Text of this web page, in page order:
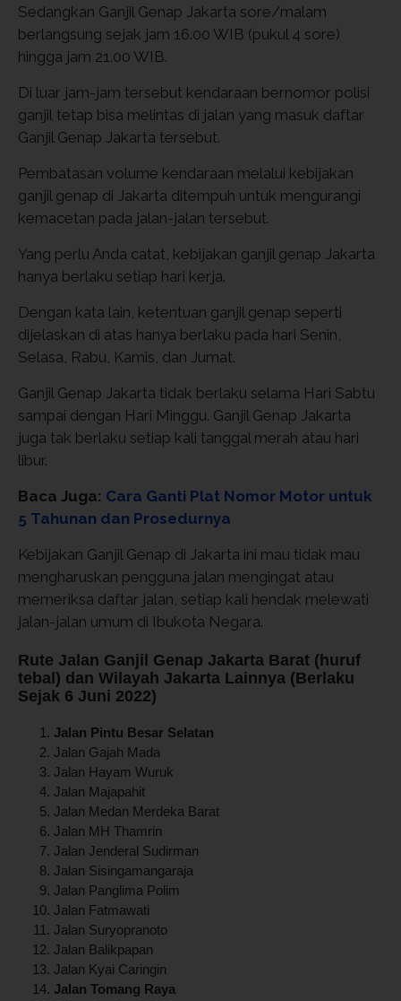
Sedangkan Ganjil Genap Jakarta sore/malam
berlangsung sejak jam 16.00 WIB (pukul 4 sore)
hingga jam 21.00 WIB.
Di luar jam-jam tersebut kendaraan bernomor polisi
ganjil tetap bisa melintas di jalan yang masuk daftar
Ganjil Genap Jakarta tersebut.
Pembatasan volume kendaraan melalui kebijakan
ganjil genap di Jakarta ditempuh untuk mengurangi
kemacetan pada jalan-jalan tersebut.
Yang perlu Anda catat, kebijakan ganjil genap Jakarta
hanya berlaku setiap hari kerja.
Dengan kata lain, ketentuan ganjil genap seperti
dijelaskan di atas hanya berlaku pada hari Senin,
Selasa, Rabu, Kamis, dan Jumat.
Ganjil Genap Jakarta tidak berlaku selama Hari Sabtu
sampai dengan Hari Minggu. Ganjil Genap Jakarta
juga tak berlaku setiap kali tanggal merah atau hari
libur.
Baca Juga: Cara Ganti Plat Nomor Motor untuk
5 Tahunan dan Prosedurnya
Kebijakan Ganjil Genap di Jakarta ini mau tidak mau
mengharuskan pengguna jalan mengingat atau
memeriksa daftar jalan, setiap kali hendak melewati
jalan-jalan umum di Ibukota Negara.
Rute Jalan Ganjil Genap Jakarta Barat (huruf
tebal) dan Wilayah Jakarta Lainnya (Berlaku
Sejak 6 Juni 2022)
Jalan Pintu Besar Selatan
Jalan Gajah Mada
Jalan Hayam Wuruk
Jalan Majapahit
Jalan Medan Merdeka Barat
Jalan MH Thamrin
Jalan Jenderal Sudirman
Jalan Sisingamangaraja
Jalan Panglima Polim
Jalan Fatmawati
Jalan Suryopranoto
Jalan Balikpapan
Jalan Kyai Caringin
Jalan Tomang Raya